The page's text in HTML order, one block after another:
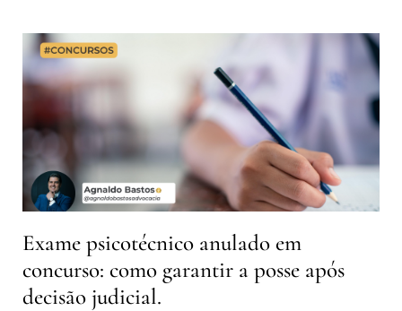
Exame psicotécnico anulado em
concurso: como garantir a posse após
decisão judicial.